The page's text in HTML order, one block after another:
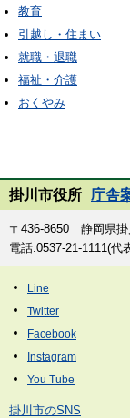
教育
引越し・住まい
就職・退職
福祉・介護
おくやみ
掛川市役所 庁舎
〒436-8650 静岡県掛
電話:0537-21-1111(代
掛川市のSNS